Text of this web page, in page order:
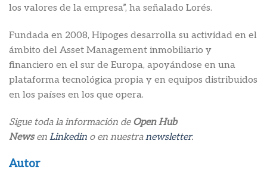
los valores de la empresa”, ha señalado Lorés.
Fundada en 2008, Hipoges desarrolla su actividad en el
ámbito del Asset Management inmobiliario y
financiero en el sur de Europa, apoyándose en una
plataforma tecnológica propia y en equipos distribuidos
en los países en los que opera.
Sigue toda la información de Open Hub
Newsen Linkedin o en nuestranewsletter.
Autor